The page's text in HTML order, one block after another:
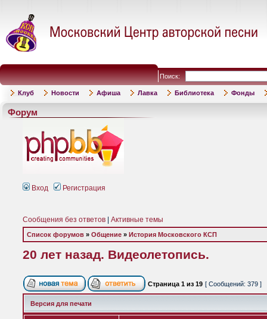
Поиск:
Клуб Новости Афиша Лавка Библиотека Фонды
Форум
Вход Регистрация
Сообщения без ответов Активные темы
Список форумов » Общение » История Московского КСП
20 лет назад. Видеолетопись.
Страница 1 из 19 [ Сообщений: 379 ]
Версия для печати